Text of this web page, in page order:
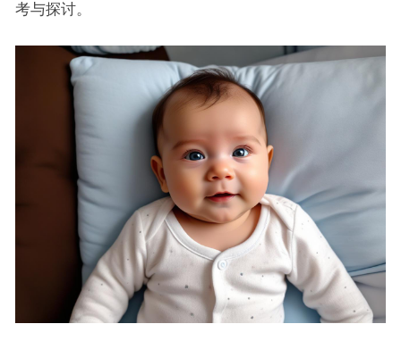
考与探讨。